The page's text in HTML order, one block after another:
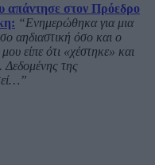
απάντησε στον Πρόεδρο
“Ενημερώθηκα για μια
αηδιαστική όσο και ο
είπε ότι «χέστηκε» και
Δεδομένης της